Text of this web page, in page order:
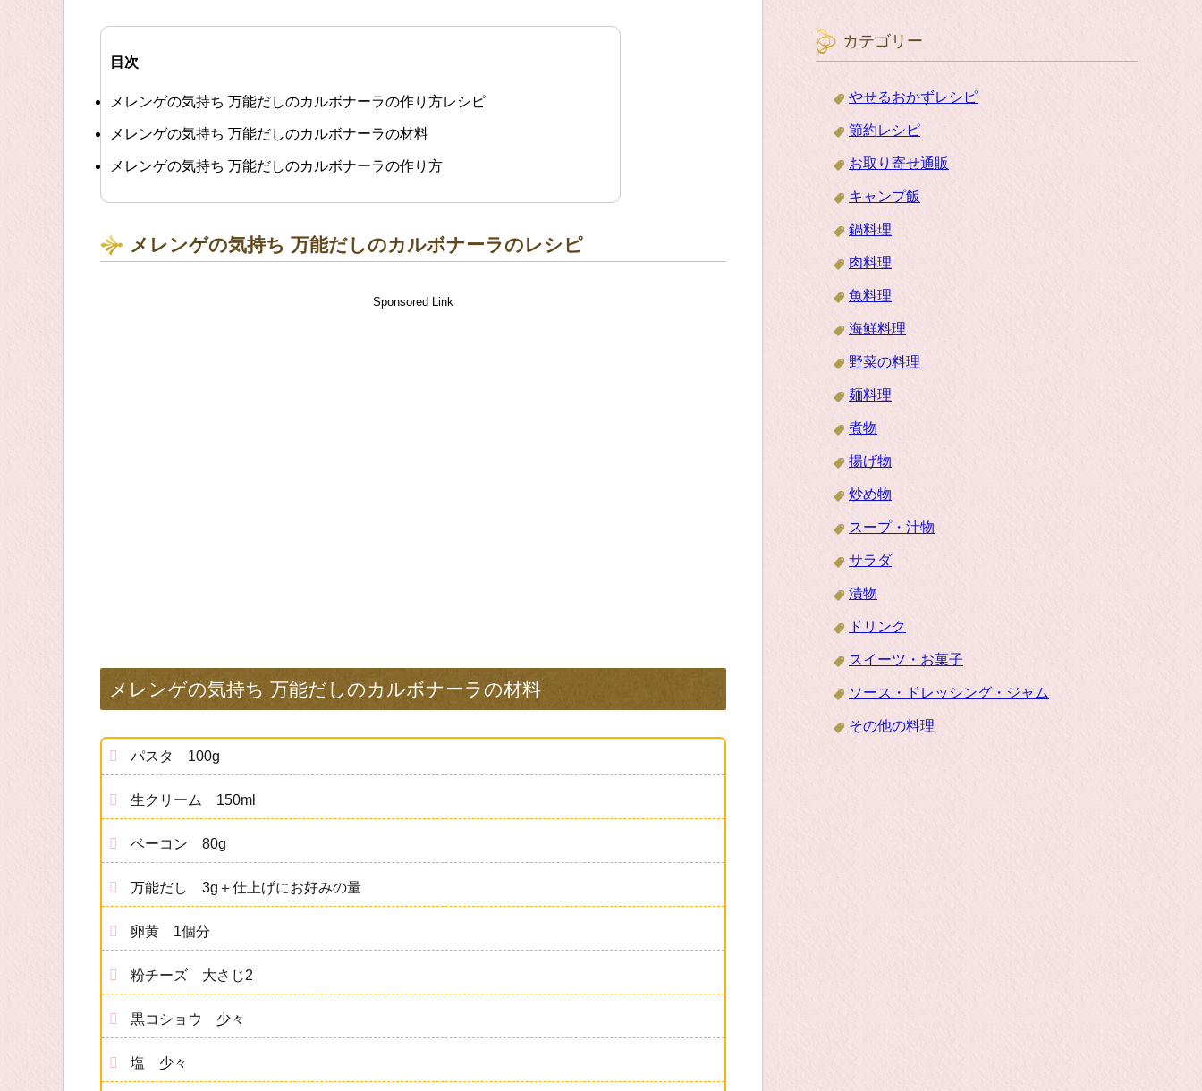
目次
メレンゲの気持ち 万能だしのカルボナーラの作り方レシピ
メレンゲの気持ち 万能だしのカルボナーラの材料
メレンゲの気持ち 万能だしのカルボナーラの作り方
メレンゲの気持ち 万能だしのカルボナーラのレシピ
Sponsored Link
メレンゲの気持ち 万能だしのカルボナーラの材料
パスタ 100g
生クリーム 150ml
ベーコン 80g
万能だし 3g＋仕上げにお好みの量
卵黄 1個分
粉チーズ 大さじ2
黒コショウ 少々
塩 少々
カテゴリー
やせるおかずレシピ
節約レシピ
お取り寄せ通販
キャンプ飯
鍋料理
肉料理
魚料理
海鮮料理
野菜の料理
麺料理
煮物
揚げ物
炒め物
スープ・汁物
サラダ
漬物
ドリンク
スイーツ・お菓子
ソース・ドレッシング・ジャム
その他の料理